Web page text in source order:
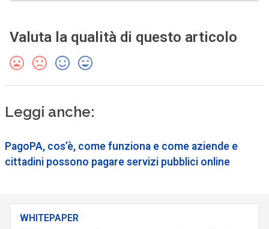
Valuta la qualità di questo articolo
Leggi anche:
PagoPA, cos’è, come funziona e come aziende e
cittadini possono pagare servizi pubblici online
WHITEPAPER